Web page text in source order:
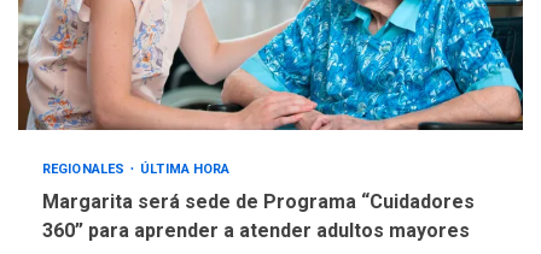
REGIONALES ÚLTIMA HORA
Margarita será sede de Programa “Cuidadores
360” para aprender a atender adultos mayores